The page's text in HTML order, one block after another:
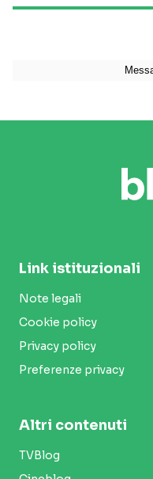
Link istituzionali
Note legali
Cookie policy
Privacy policy
Preferenze privacy
Altri contenuti
TVBlog